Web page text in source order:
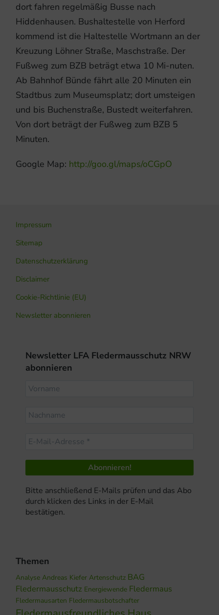
dort fahren regelmäßig Busse nach
Hiddenhausen. Bushaltestelle von Herford
kommend ist die Haltestelle Wortmann an der
Kreuzung Löhner Straße, Maschstraße. Der
Fußweg zum BZB beträgt etwa 10 Mi-nuten.
Ab Bahnhof Bünde fährt alle 20 Minuten ein
Stadtbus zum Museumsplatz; dort umsteigen
und bis Buchenstraße, Bustedt weiterfahren.
Von dort beträgt der Fußweg zum BZB 5
Minuten.
Google Map: http://goo.gl/maps/oCGpO
Impressum
Sitemap
Datenschutzerklärung
Disclaimer
Cookie-Richtlinie (EU)
Newsletter abonnieren
Newsletter LFA Fledermausschutz NRW
abonnieren
Bitte anschließend E-Mails prüfen und das Abo
durch klicken des Links in der E-Mail
bestätigen.
Themen
Analyse Andreas Kiefer Artenschutz BAG
Fledermausschutz Energiewende Fledermaus
Fledermausarten Fledermausbotschafter